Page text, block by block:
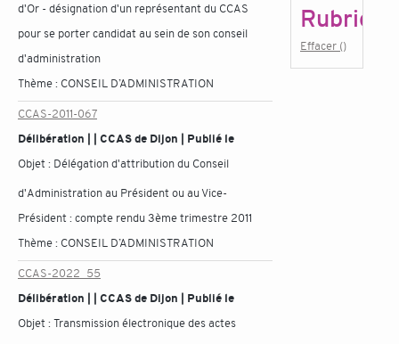
d'Or - désignation d'un représentant du CCAS
pour se porter candidat au sein de son conseil
d'administration
Thème : CONSEIL D’ADMINISTRATION
CCAS-2011-067
Délibération | | CCAS de Dijon | Publié le
Objet : Délégation d'attribution du Conseil
d'Administration au Président ou au Vice-
Président : compte rendu 3ème trimestre 2011
Thème : CONSEIL D’ADMINISTRATION
CCAS-2022_55
Délibération | | CCAS de Dijon | Publié le
Objet :Transmission électronique des actes
Rubrique
Effacer ()